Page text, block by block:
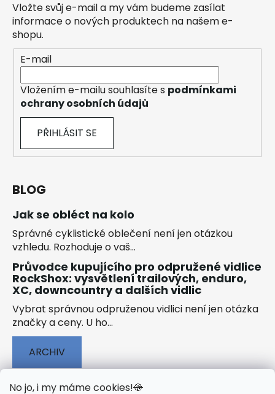
No jo, i my máme cookies!🍪
Vložte svůj e-mail a my vám budeme zasílat
informace o nových produktech na našem e-
shopu.
E-mail
Vložením e-mailu souhlasíte s podmínkami
ochrany osobních údajů
PŘIHLÁSIT SE
BLOG
Jak se obléct na kolo
Správné cyklistické oblečení není jen otázkou
vzhledu. Rozhoduje o vaš...
Průvodce kupujícího pro odpružené vidlice
RockShox: vysvětlení trailových, enduro,
XC, downcountry a dalších vidlic
Vybrat správnou odpruženou vidlici není jen otázka
značky a ceny. U ho...
ARCHIV